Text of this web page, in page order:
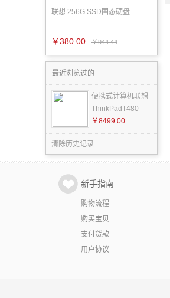
联想 256G SSD固态硬盘
￥380.00 ￥944.44
最近浏览过的
便携式计算机联想
ThinkPadT480-
￥8499.00
清除历史记录
新手指南
购物流程
购买宝贝
支付货款
用户协议